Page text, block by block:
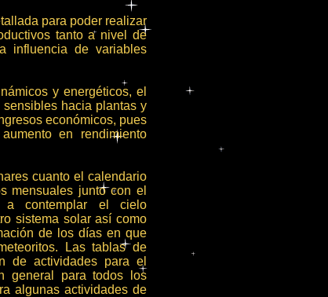
para poder realizar
tanto a nivel de
influencia de variables
y energéticos, el
hacia plantas y
económicos, pues
en rendimiento
cuanto el calendario
mensuales junto con el
a contemplar el cielo
sistema solar así como
de los días en que
Las tablas de
de actividades para el
general para todos los
algunas actividades de